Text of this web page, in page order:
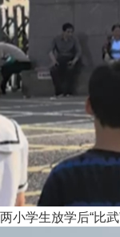
两小学生放学后“比